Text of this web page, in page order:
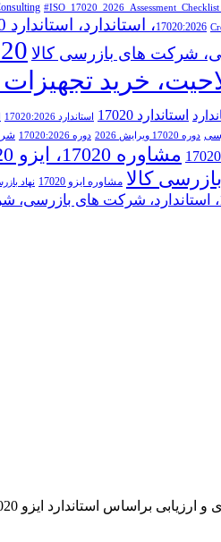
17020:2026
17020، مرکز ملی تایید
استاندارد 17020 استاندارد 17020:2026
دوره 17020 ویرایش 2026 دوره 17020:2026
کالا مشاوره ایزو 17020 نهاد